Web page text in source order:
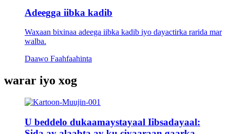
Adeegga iibka kadib
Waxaan bixinaa adeega iibka kadib iyo dayactirka rarida mar
walba.
Daawo Faahfaahinta
warar iyo xog
U beddelo dukaamaystayaal Iibsadayaal: